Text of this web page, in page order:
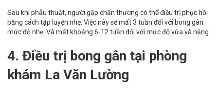
Sau khi phẫu thuật, người gặp chấn thương có thể điều trị phục hồi
bằng cách tập luyện nhẹ. Việc này sẽ mất 3 tuần đối với bong gân
mức độ nhẹ. Và mất khoảng 6-12 tuần đối với mức độ vừa và nặng.
4. Điều trị bong gân tại phòng
khám La Văn Lường